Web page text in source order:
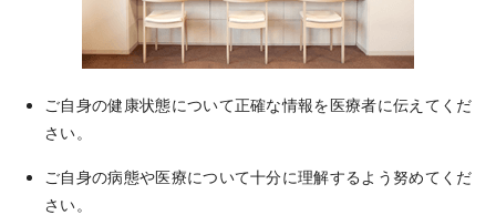
ご自身の健康状態について正確な情報を医療者に伝えてくだ
さい。
ご自身の病態や医療について十分に理解するよう努めてくだ
さい。